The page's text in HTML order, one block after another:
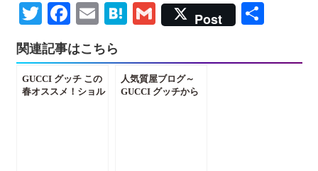
Twitter
Facebook
EmailHatena
Gmail
Post
共
関連記事はこちら
GUCCI グッチ この
春オススメ！ショル
人気質屋ブログ～
GUCCI グッチから